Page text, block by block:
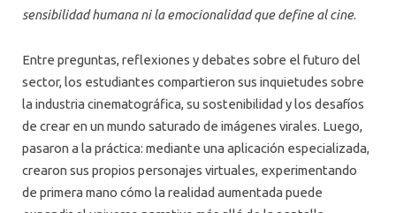
sensibilidad humana ni la emocionalidad que define al cine.
Entre preguntas, reflexiones y debates sobre el futuro del
sector, los estudiantes compartieron sus inquietudes sobre
la industria cinematográfica, su sostenibilidad y los desafíos
de crear en un mundo saturado de imágenes virales. Luego,
pasaron a la práctica: mediante una aplicación especializada,
crearon sus propios personajes virtuales, experimentando
de primera mano cómo la realidad aumentada puede